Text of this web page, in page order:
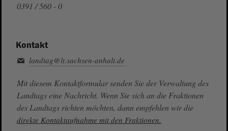
0391 / 560 - 0
Kontakt
landtag@lt.sachsen-anhalt.de
Mit diesem Kontaktformular senden Sie der Verwaltung des
Landtags eine Nachricht. Wenn Sie sich an die Fraktionen
des Landtags richten möchten, dann empfehlen wir die
direkte Kontaktaufnahme mit den Fraktionen.